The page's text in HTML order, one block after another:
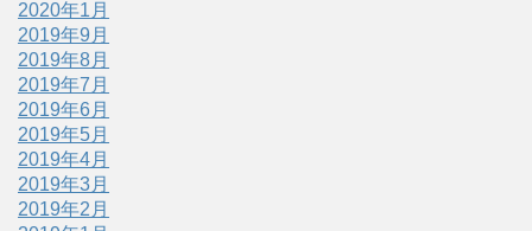
2020年1月
2019年9月
2019年8月
2019年7月
2019年6月
2019年5月
2019年4月
2019年3月
2019年2月